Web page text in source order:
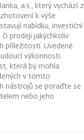
a.s., který vychází z
k výše
nabídku, investiční
prodeji jakýchkoliv
příležitostí. Uvedené
výkonnosti.
která by mohla
v tomto
nástrojů se poraďte se
nebo jeho